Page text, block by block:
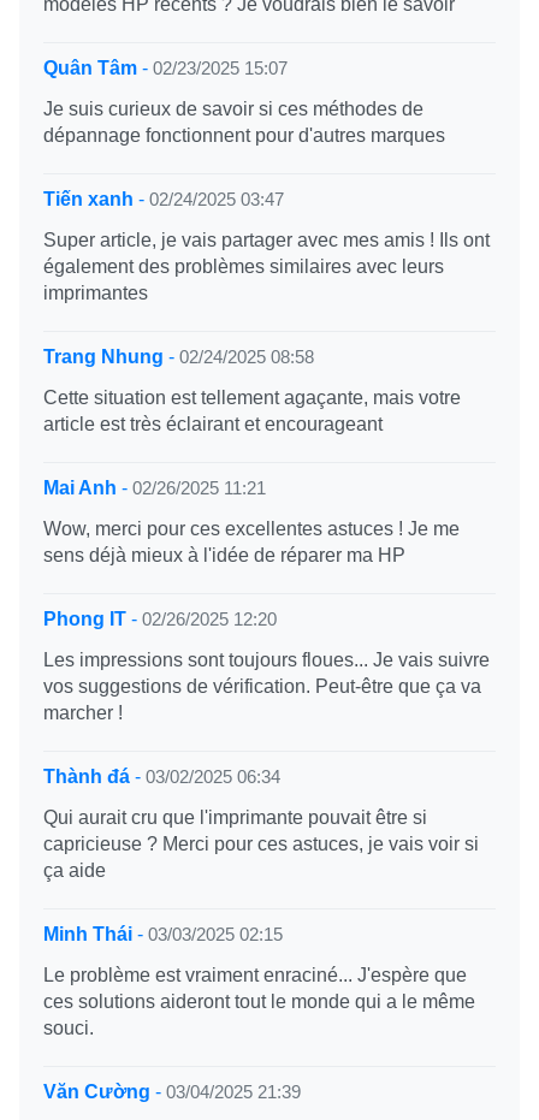
modèles HP récents ? Je voudrais bien le savoir
Quân Tâm - 02/23/2025 15:07
Je suis curieux de savoir si ces méthodes de
dépannage fonctionnent pour d'autres marques
Tiến xanh - 02/24/2025 03:47
Super article, je vais partager avec mes amis ! Ils ont
également des problèmes similaires avec leurs
imprimantes
Trang Nhung - 02/24/2025 08:58
Cette situation est tellement agaçante, mais votre
article est très éclairant et encourageant
Mai Anh - 02/26/2025 11:21
Wow, merci pour ces excellentes astuces ! Je me
sens déjà mieux à l'idée de réparer ma HP
Phong IT - 02/26/2025 12:20
Les impressions sont toujours floues... Je vais suivre
vos suggestions de vérification. Peut-être que ça va
marcher !
Thành đá - 03/02/2025 06:34
Qui aurait cru que l'imprimante pouvait être si
capricieuse ? Merci pour ces astuces, je vais voir si
ça aide
Minh Thái - 03/03/2025 02:15
Le problème est vraiment enraciné... J'espère que
ces solutions aideront tout le monde qui a le même
souci.
Văn Cường - 03/04/2025 21:39